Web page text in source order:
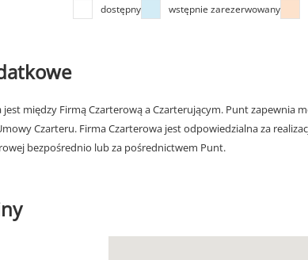
dostępny wstępnie zarezerwowany
jest między Firmą Czarterową a Czarterującym. Punt zapewnia
Czarteru. Firma Czarterowa jest odpowiedzialna za
bezpośrednio lub za pośrednictwem Punt.